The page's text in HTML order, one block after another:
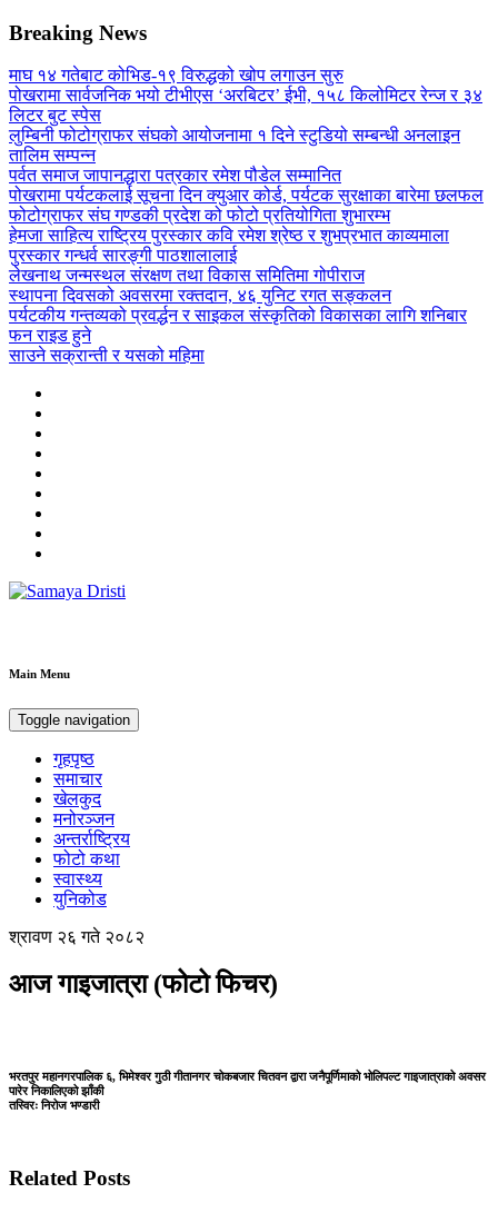
Breaking News
माघ १४ गतेबाट कोभिड-१९ विरुद्धको खोप लगाउन सुरु
पोखरामा सार्वजनिक भयो टीभीएस ‘अरबिटर’ ईभी, १५८ किलोमिटर रेन्ज र ३४
लिटर बुट स्पेस
लुम्बिनी फोटोग्राफर संघको आयोजनामा १ दिने स्टुडियो सम्बन्धी अनलाइन
तालिम सम्पन्न
पर्वत समाज जापानद्धारा पत्रकार रमेश पौडेल सम्मानित
पोखरामा पर्यटकलाई सूचना दिन क्युआर कोर्ड, पर्यटक सुरक्षाका बारेमा छलफल
फोटोग्राफर संघ गण्डकी प्रदेश को फोटो प्रतियोगिता शुभारम्भ
हेमजा साहित्य राष्ट्रिय पुरस्कार कवि रमेश श्रेष्ठ र शुभप्रभात काव्यमाला
पुरस्कार गन्धर्व सारङ्गी पाठशालालाई
लेखनाथ जन्मस्थल संरक्षण तथा विकास समितिमा गोपीराज
स्थापना दिवसको अवसरमा रक्तदान, ४६ युनिट रगत सङ्कलन
पर्यटकीय गन्तव्यको प्रवर्द्धन र साइकल संस्कृतिको विकासका लागि शनिबार
फन राइड हुने
साउने सक्रान्ती र यसको महिमा
Main Menu
Toggle navigation
गृहपृष्ठ
समाचार
खेलकुद
मनोरञ्जन
अन्तर्राष्ट्रिय
फोटो कथा
स्वास्थ्य
युनिकोड
श्रावण २६ गते २०८२
आज गाइजात्रा (फोटो फिचर)
भरतपुर महानगरपालिक ६, भिमेश्वर गुठी गीतानगर चोकबजार चितवन द्वारा जनैपूर्णिमाको भोलिपल्ट गाइजात्राको अवसर
पारेर निकालिएको झाँकी
तस्विरः निरोज भण्डारी
Related Posts